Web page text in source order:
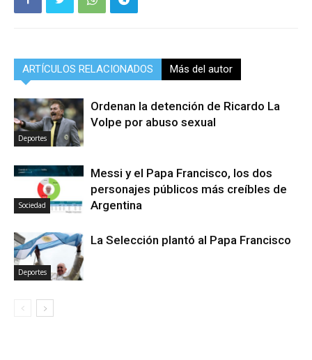
ARTÍCULOS RELACIONADOS Más del autor
Deportes
Ordenan la detención de Ricardo La
Volpe por abuso sexual
Sociedad
Messi y el Papa Francisco, los dos
personajes públicos más creíbles de
Argentina
Deportes
La Selección plantó al Papa Francisco